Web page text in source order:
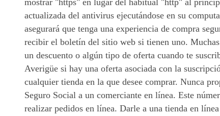
mostrar "https" en lugar del habitual "http" al
actualizada del antivirus ejecutándose en su
asegurará que tenga una experiencia de compra
recibir el boletín del sitio web si tienen uno. Muchas
un descuento o algún tipo de oferta cuando te
Averigüe si hay una oferta asociada con la
cualquier tienda en la que desee comprar. Nunca
Seguro Social a un comerciante en línea. Este
realizar pedidos en línea. Darle a una tienda en